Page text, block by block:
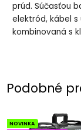
prúd. Súčasťou
elektród, kábel
kombinovaná s
Podobné
NOVINKA